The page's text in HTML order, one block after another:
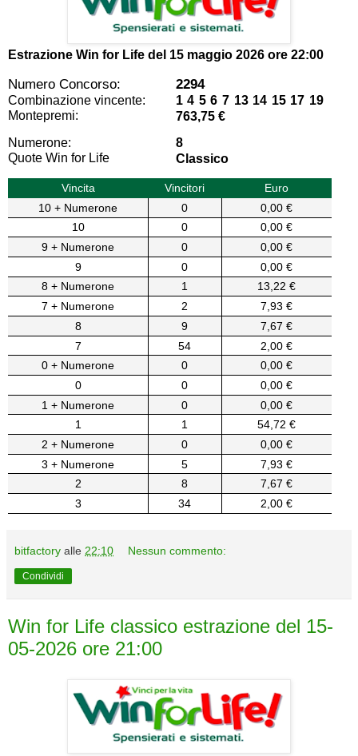
Estrazione Win for Life del 15 maggio 2026 ore 22:00
Numero Concorso: 2294
Combinazione vincente:
1 4 5 6 7 13 14 15 17 19
Montepremi:
763,75 €
Numerone:
8
Quote Win for Life
Classico
Vincita Vincitori
Euro
10 + Numerone
0
0,00 €
10
0
0,00 €
9 + Numerone
0
0,00 €
9
0
0,00 €
8 + Numerone
1
13,22 €
7 + Numerone
2
7,93 €
8
9
7,67 €
7
54
2,00 €
0 + Numerone
0
0,00 €
0
0
0,00 €
1 + Numerone
0
0,00 €
1
1
54,72 €
2 + Numerone
0
0,00 €
3 + Numerone
5
7,93 €
2
8
7,67 €
3
34 2,00 €
bitfactory alle 22:10 Nessun commento:
Condividi
Win for Life classico estrazione del 15-
05-2026 ore 21:00